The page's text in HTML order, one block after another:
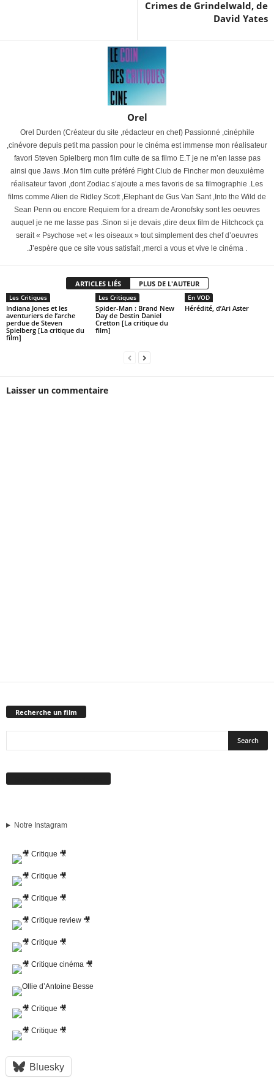
Crimes de Grindelwald, de
David Yates
Orel
Orel Durden (Créateur du site ,rédacteur en chef) Passionné ,cinéphile
,cinévore depuis petit ma passion pour le cinéma est immense mon réalisateur
favori Steven Spielberg mon film culte de sa filmo E.T je ne m’en lasse pas
ainsi que Jaws .Mon film culte préféré Fight Club de Fincher mon deuxuième
réalisateur favori ,dont Zodiac s’ajoute a mes favoris de sa filmographie .Les
films comme Alien de Ridley Scott ,Elephant de Gus Van Sant ,Into the Wild de
Sean Penn ou encore Requiem for a dream de Aronofsky sont les oeuvres
auquel je ne me lasse pas .Sinon si je devais ,dire deux film de Hitchcock ça
serait « Psychose »et « les oiseaux » tout simplement des chef d’oeuvres
.J’espère que ce site vous satisfait ,merci a vous et vive le cinéma .
ARTICLES LIÉS PLUS DE L'AUTEUR
Les Critiques
Indiana Jones et les
aventuriers de l’arche
perdue de Steven
Spielberg [La critique du
film]
Les Critiques
Spider-Man : Brand New
Day de Destin Daniel
Cretton [La critique du
film]
En VOD
Hérédité, d’Ari Aster
Laisser un commentaire
Recherche un film
Notre Instagram
Bluesky